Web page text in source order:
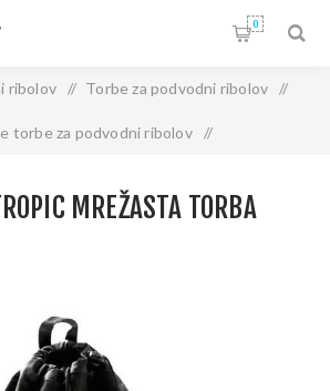
0
ribolov / Torbe za podvodni ribolov /
torbe za podvodni ribolov /
MREŽASTA TORBA